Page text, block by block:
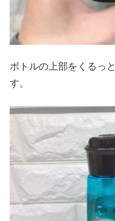
ボトルの上部をくるっ
す。